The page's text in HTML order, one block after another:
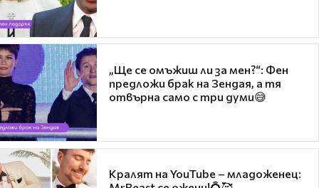
„Ще се омъжиш ли за мен?“: Фен
предложи брак на Зендая, а тя
отвърна само с три думи😅
Кралят на YouTube – младоженец: